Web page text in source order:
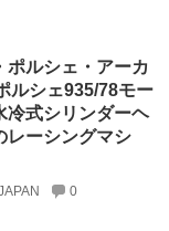
ポルシェ・アーカ
ルシェ935/78モー
冷式シリンダーヘ
レーシングマシ
0